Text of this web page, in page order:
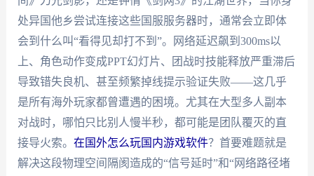
处异国他乡尝试连接这些国服服务器时，通常会立即体
会到什么叫“看得见却打不到”。网络延迟飙到300ms以
上、角色动作变成PPT幻灯片、团战时技能释放严重滞后
导致错失良机、甚至频繁掉线提示验证失败——这几乎
是所有海外玩家都曾遭遇的困境。尤其在大型多人副本
对战时，哪怕只比别人慢半秒，都可能是团队覆灭的直
接导火索。 在国外怎么玩国内游戏软件？首要难题就是
解决这段物理空间隔阂造成的“信号延时”和“网络路径堵